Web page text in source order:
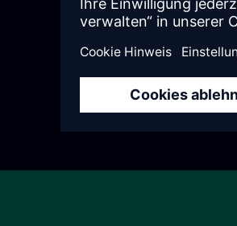
Ihres
bringen
1 2